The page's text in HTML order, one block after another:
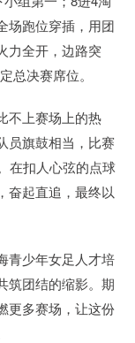
场跑位穿插，用团
力全开，边路突
总决赛席位。
不上赛场上的热
员旗鼓相当，比赛
在扣人心弦的点球
奋起直追，最终以
青少年女足人才培
筑团结的缩影。期
更多赛场，让这份